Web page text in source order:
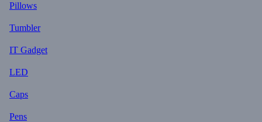
Pillows
Tumbler
IT Gadget
LED
Caps
Pens